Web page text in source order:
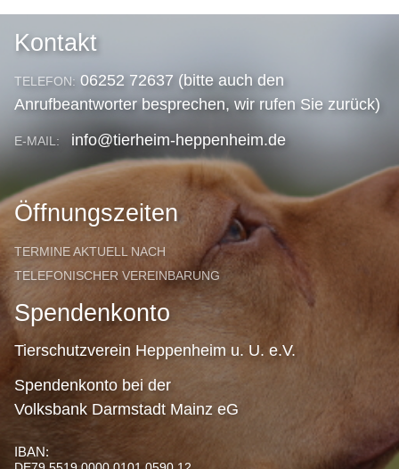
Kontakt
TELEFON: 06252 72637 (bitte auch den
Anrufbeantworter besprechen, wir rufen Sie zurück)
E-MAIL: info@tierheim-heppenheim.de
Öffnungszeiten
TERMINE AKTUELL NACH
TELEFONISCHER VEREINBARUNG
Spendenkonto
Tierschutzverein Heppenheim u. U. e.V.
Spendenkonto bei der
Volksbank Darmstadt Mainz eG
IBAN: